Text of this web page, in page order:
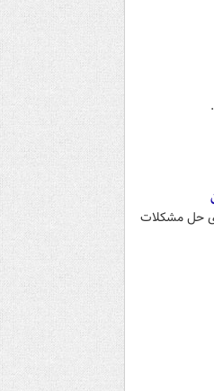
حل مشکلات